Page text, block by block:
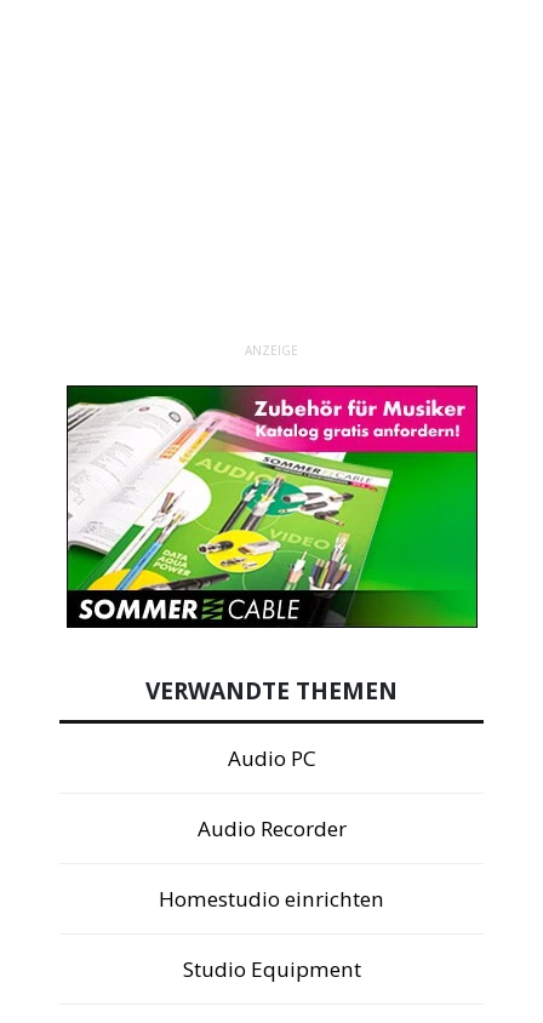
ANZEIGE
VERWANDTE THEMEN
Audio PC
Audio Recorder
Homestudio einrichten
Studio Equipment